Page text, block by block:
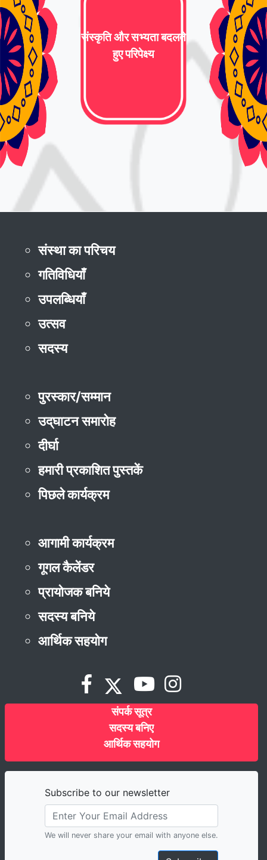
संस्कृति और सभ्यता बदलते
हुए परिपेक्ष्य
संस्था का परिचय
गतिविधियाँ
उपलब्धियाँ
उत्सव
सदस्य
पुरस्कार/सम्मान
उद्‌घाटन समारोह
दीर्घा
हमारी प्रकाशित पुस्तकें
पिछले कार्यक्रम
आगामी कार्यक्रम
गूगल कैलेंडर
प्रायोजक बनिये
सदस्य बनिये
आर्थिक सहयोग
संपर्क सूत्र
सदस्य बनिए
आर्थिक सहयोग
Subscribe to our newsletter
We will never share your email with anyone else.